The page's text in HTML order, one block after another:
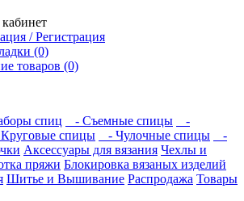
/ Регистрация
(0)
товаров (0)
спиц - Съемные спицы
-
спицы - Чулочные спицы
-
Аксессуары для вязания Чехлы и
пряжи Блокировка вязаных изделий
Шитье и Вышивание Распродажа Товары